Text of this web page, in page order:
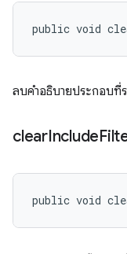
public void
ลบคำอธิบายประกอบ
clearInclude
public void